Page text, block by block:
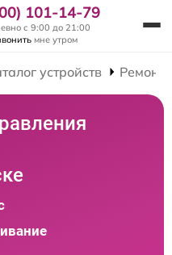
101-14-79
с 9:00 до 21:00
мне утром
устройств Ремонт